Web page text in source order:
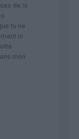
de la
tu ne
ni
mon